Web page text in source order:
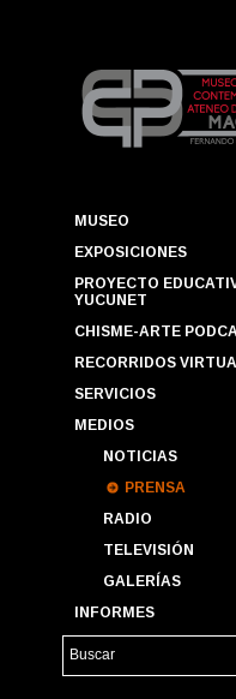
MUSEO
EXPOSICIONES
PROYECTO
YUCUNET
CHISME-ARTE
RECORRIDOS
SERVICIOS
MEDIOS
NOTICIAS
PRENSA
RADIO
TELEVISIÓN
GALERÍAS
INFORMES